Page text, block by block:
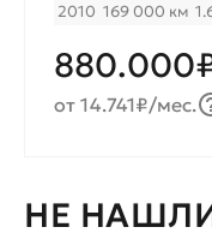
2010 169 000 км
от 14.741₽/мес.
НЕ